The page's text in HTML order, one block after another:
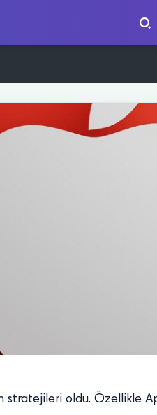
stratejileri oldu. Özellikle